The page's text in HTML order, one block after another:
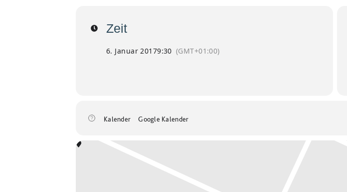
Zeit
6. Januar 20179:30 (GMT+01:00)
Kalender Google Kalender